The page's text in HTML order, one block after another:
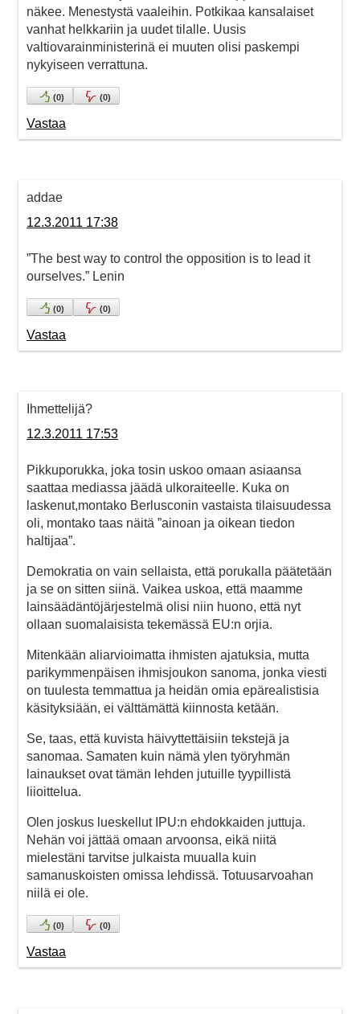
näkee. Menestystä vaaleihin. Potkikaa kansalaiset
vanhat helkkariin ja uudet tilalle. Uusis
valtiovarainministerinä ei muuten olisi paskempi
nykyiseen verrattuna.
(0) (0)
Vastaa
addae
12.3.2011 17:38
”The best way to control the opposition is to lead it
ourselves.” Lenin
(0) (0)
Vastaa
Ihmettelijä?
12.3.2011 17:53
Pikkuporukka, joka tosin uskoo omaan asiaansa
saattaa mediassa jäädä ulkoraiteelle. Kuka on
laskenut,montako Berlusconin vastaista tilaisuudessa
oli, montako taas näitä ”ainoan ja oikean tiedon
haltijaa”.
Demokratia on vain sellaista, että porukalla päätetään
ja se on sitten siinä. Vaikea uskoa, että maamme
lainsäädäntöjärjestelmä olisi niin huono, että nyt
ollaan suomalaisista tekemässä EU:n orjia.
Mitenkään aliarvioimatta ihmisten ajatuksia, mutta
parikymmenpäisen ihmisjoukon sanoma, jonka viesti
on tuulesta temmattua ja heidän omia epärealistisia
käsityksiään, ei välttämättä kiinnosta ketään.
Se, taas, että kuvista häivyttettäisiin tekstejä ja
sanomaa. Samaten kuin nämä ylen työryhmän
lainaukset ovat tämän lehden jutuille tyypillistä
liioittelua.
Olen joskus lueskellut IPU:n ehdokkaiden juttuja.
Nehän voi jättää omaan arvoonsa, eikä niitä
mielestäni tarvitse julkaista muualla kuin
samanuskoisten omissa lehdissä. Totuusarvoahan
niilä ei ole.
(0) (0)
Vastaa